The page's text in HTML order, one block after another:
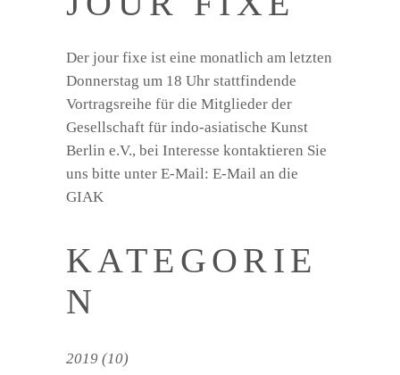
Der jour fixe ist eine monatlich am letzten
Donnerstag um 18 Uhr stattfindende
Vortragsreihe für die Mitglieder der
Gesellschaft für indo-asiatische Kunst
Berlin e.V., bei Interesse kontaktieren Sie
uns bitte unter E-Mail: E-Mail an die
GIAK
KATEGORIE
N
2019 (10)